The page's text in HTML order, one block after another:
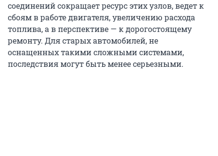
соединений сокращает ресурс этих узлов, ведет к
сбоям в работе двигателя, увеличению расхода
топлива, а в перспективе — к дорогостоящему
ремонту. Для старых автомобилей, не
оснащенных такими сложными системами,
последствия могут быть менее серьезными.